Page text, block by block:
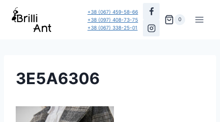
Перейти
+38 (067) 459-58-66
+38 (097) 408-73-75
+38 (067) 338-25-01
0
3E5A6306